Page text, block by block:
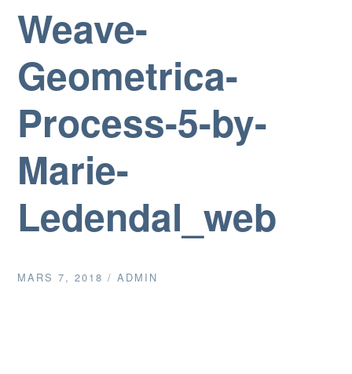
Weave-
Geometrica-
Process-5-by-
Marie-
Ledendal_web
MARS 7, 2018 /ADMIN